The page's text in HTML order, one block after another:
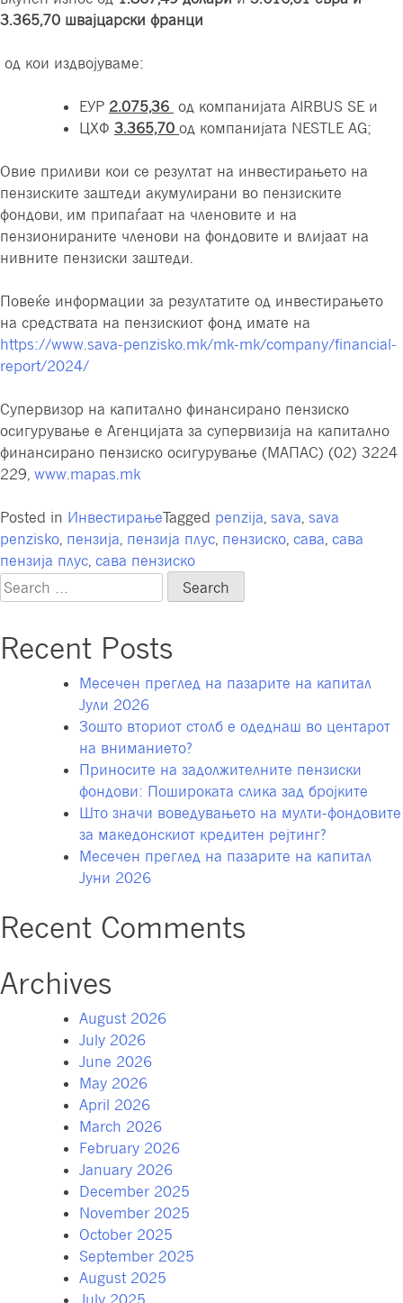
3.365,70 швајцарски франци
од кои издвојуваме:
ЕУР 2.075,36 од компанијата AIRBUS SE и
ЦХФ 3.365,70 од компанијата NESTLE AG;
Овие приливи кои се резултат на инвестирањето на
пензиските заштеди акумулирани во пензиските
фондови, им припаѓаат на членовите и на
пензионираните членови на фондовите и влијаат на
нивните пензиски заштеди.
Повеќе информации за резултатите од инвестирањето
на средствата на пензискиот фонд имате на
https://www.sava-penzisko.mk/mk-mk/company/financial-
report/2024/
Супервизор на капитално финансирано пензиско
осигурување е Агенцијата за супервизија на капитално
финансирано пензиско осигурување (МАПАС) (02) 3224
229, www.mapas.mk
Posted in ИнвестирањеTagged penzija sava sava
penzisko пензија пензија плус пензиско сава сава
пензија плус сава пензиско
Search
for:
Recent Posts
Месечен преглед на пазарите на капитал
Јули 2026
Зошто вториот столб е одеднаш во центарот
на вниманието?
Приносите на задолжителните пензиски
фондови: Пошироката слика зад бројките
Што значи воведувањето на мулти-фондовите
за македонскиот кредитен рејтинг?
Месечен преглед на пазарите на капитал
Јуни 2026
Recent Comments
Archives
August 2026
July 2026
June 2026
May 2026
April 2026
March 2026
February 2026
January 2026
December 2025
November 2025
October 2025
September 2025
August 2025